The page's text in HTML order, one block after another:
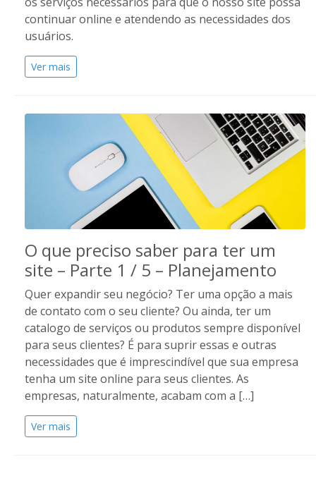
continuar online e atendendo as necessidades dos
usuários.
Ver mais
O que preciso saber para ter um
site – Parte 1 / 5 – Planejamento
Quer expandir seu negócio? Ter uma opção a mais
de contato com o seu cliente? Ou ainda, ter um
catalogo de serviços ou produtos sempre disponível
para seus clientes? É para suprir essas e outras
necessidades que é imprescindível que sua empresa
tenha um site online para seus clientes. As
empresas, naturalmente, acabam com a […]
Ver mais